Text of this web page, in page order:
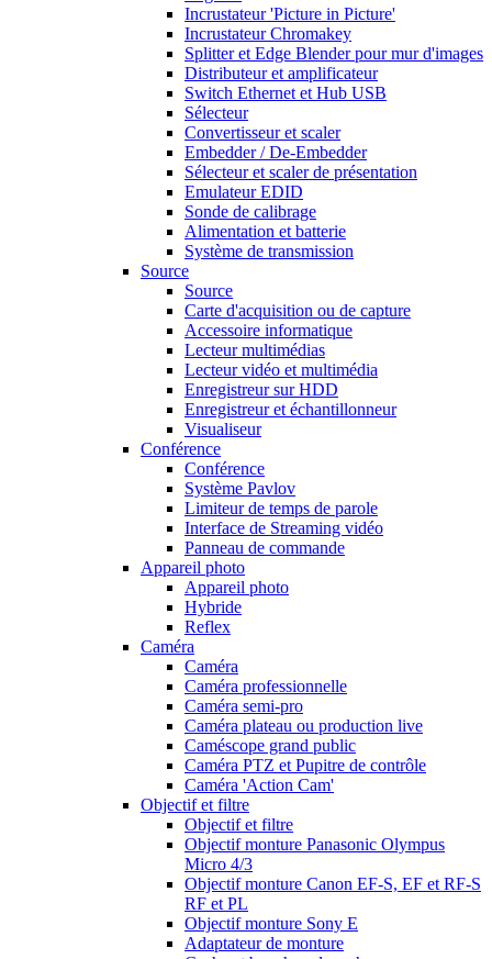
Incrustateur 'Picture in Picture'
Incrustateur Chromakey
Splitter et Edge Blender pour mur d'images
Distributeur et amplificateur
Switch Ethernet et Hub USB
Sélecteur
Convertisseur et scaler
Embedder / De-Embedder
Sélecteur et scaler de présentation
Emulateur EDID
Sonde de calibrage
Alimentation et batterie
Système de transmission
Source
Source
Carte d'acquisition ou de capture
Accessoire informatique
Lecteur multimédias
Lecteur vidéo et multimédia
Enregistreur sur HDD
Enregistreur et échantillonneur
Visualiseur
Conférence
Conférence
Système Pavlov
Limiteur de temps de parole
Interface de Streaming vidéo
Panneau de commande
Appareil photo
Appareil photo
Hybride
Reflex
Caméra
Caméra
Caméra professionnelle
Caméra semi-pro
Caméra plateau ou production live
Caméscope grand public
Caméra PTZ et Pupitre de contrôle
Caméra 'Action Cam'
Objectif et filtre
Objectif et filtre
Objectif monture Panasonic Olympus
Micro 4/3
Objectif monture Canon EF-S, EF et RF-S
RF et PL
Objectif monture Sony E
Adaptateur de monture